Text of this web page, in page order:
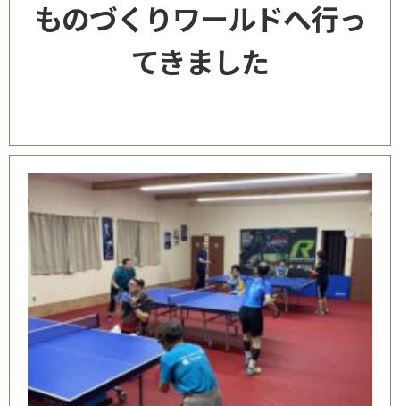
ものづくりワールドへ行っ
てきました